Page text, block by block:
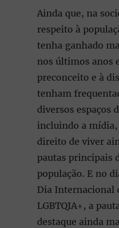
Ainda que, na
respeito à
tenha ganhado
nos últimos anos
preconceito e à
tenham
diversos espaços
incluindo a mídia,
direito de viver
pautas principais
população. E no
Dia Internacional
LGBTQIA+, a
destaque ainda